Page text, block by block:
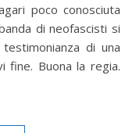
poco conosciuta
di neofascisti si
di una
Buona la regia.